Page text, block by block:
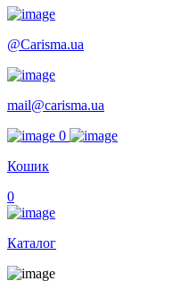
@Carisma.ua
mail@carisma.ua
0
Кошик
0
Каталог